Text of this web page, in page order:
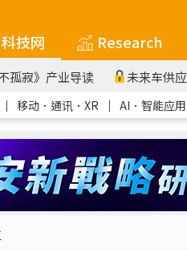
科技网 Research
孤寂》产业导读 未来车供
｜ 移动．通讯．XR ｜ AI．智能应